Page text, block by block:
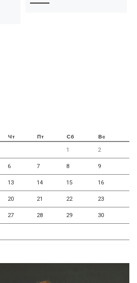
Чт Пт Сб Вс
1 2
6 7 8 9
13 14 15 16
20 21 22 23
27 28 29 30